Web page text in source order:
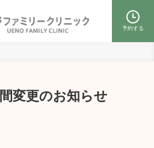
予約する
変更のお知らせ